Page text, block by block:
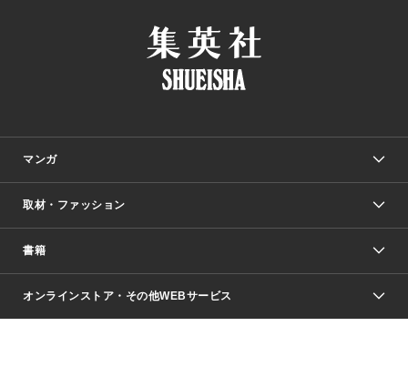
マンガ
少年マンガ
Vジャンプ
週刊ヤングジャンプ
少女マンガ
取材・ファッション
Seventeen
芸能・情報・スポーツ
書籍
文芸・文庫・総合
オンラインストア・その他WEBサービス